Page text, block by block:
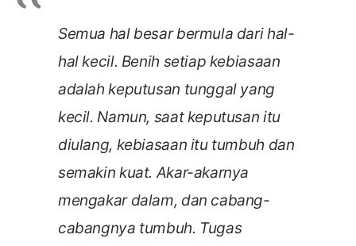
Semua hal besar bermula dari hal-
hal kecil. Benih setiap kebiasaan
adalah keputusan tunggal yang
kecil. Namun, saat keputusan itu
diulang, kebiasaan itu tumbuh dan
semakin kuat. Akar-akarnya
mengakar dalam, dan cabang-
cabangnya tumbuh. Tugas